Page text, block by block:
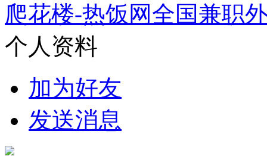
爬花楼-热饭网全国兼职
个人资料
加为好友
发送消息